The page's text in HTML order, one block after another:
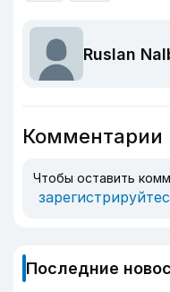
Ruslan
Комментарии
Чтобы оставить
Последние